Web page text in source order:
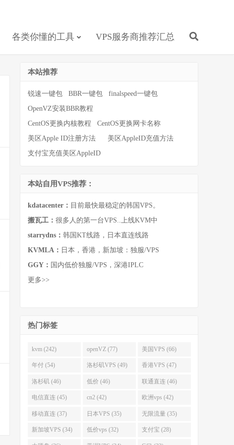
各类你懂的工具 VPS服务商推荐汇总
本站推荐
锐速一键包 BBR一键包
finalspeed一键包
OpenVZ安装BBR教程
CentOS更换内核教程
CentOS更换网卡名称
美区Apple ID注册方法
美区AppleID充值方法
支付宝充值美区AppleID
本站自用VPS推荐：
kdatacenter： 目前最快最稳定的韩国VPS。
搬瓦工： 很多人的第一台VPS..上线KVM中
starrydns： 韩国KT线路，日本直连线路
KVMLA： 日本，香港，新加坡：独服/VPS
GGY： 国内低价独服/VPS，深港IPLC
更多>>
热门标签
kvm (242) openVZ (77) 美国VPS (66)
年付 (54) 洛杉矶VPS (49) 香港VPS (47)
洛杉矶 (46) 低价 (46) 联通直连 (46)
电信直连 (45) cn2 (42) 欧洲vps (42)
移动直连 (37) 日本VPS (35) 无限流量 (35)
新加坡VPS (34) 低价vps (32) 支付宝 (28)